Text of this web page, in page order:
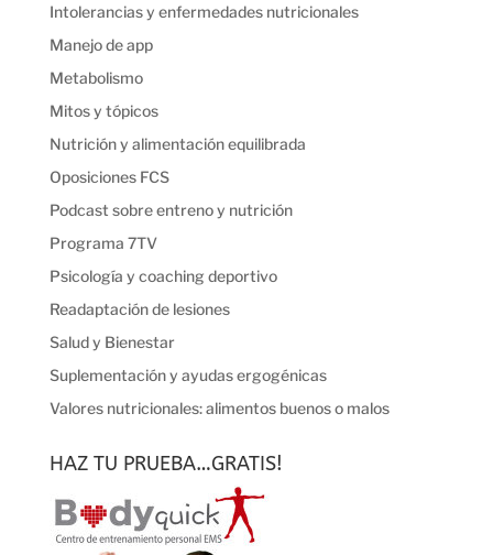
Intolerancias y enfermedades nutricionales
Manejo de app
Metabolismo
Mitos y tópicos
Nutrición y alimentación equilibrada
Oposiciones FCS
Podcast sobre entreno y nutrición
Programa 7TV
Psicología y coaching deportivo
Readaptación de lesiones
Salud y Bienestar
Suplementación y ayudas ergogénicas
Valores nutricionales: alimentos buenos o malos
HAZ TU PRUEBA…GRATIS!